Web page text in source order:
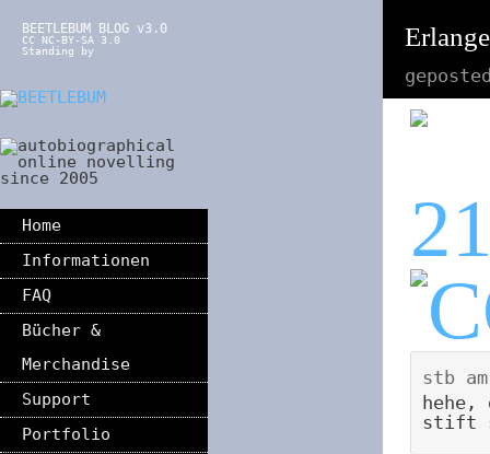
BEETLEBUM BLOG v3.0
CC NC-BY-SA 3.0
Standing by
Home
Informationen
FAQ
Bücher &
Merchandise
Support
Portfolio
stb
hehe,
stift